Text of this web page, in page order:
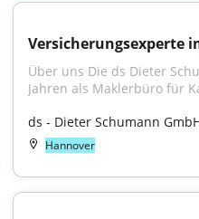
Versicherungsexperte
Über uns Die ds Dieter
Jahren als Maklerbüro für
ds - Dieter Schumann
Hannover